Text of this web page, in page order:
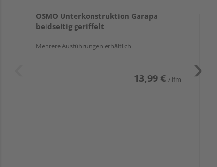
OSMO Unterkonstruktion Garapa
beidseitig geriffelt
Mehrere Ausführungen erhältlich
13,99 € / lfm